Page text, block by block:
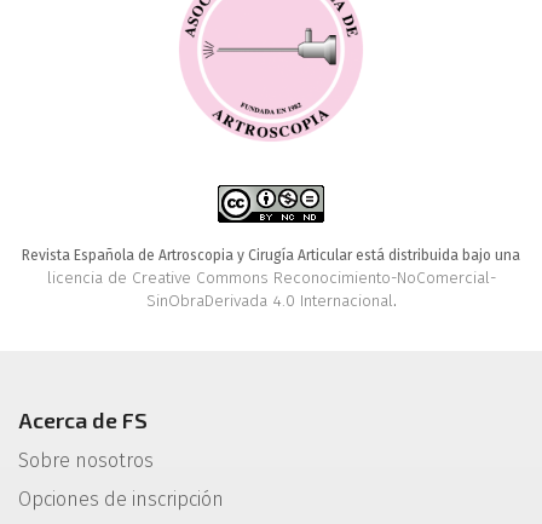
Revista Española de Artroscopia y Cirugía Articular está distribuida bajo una
licencia de Creative Commons Reconocimiento-NoComercial-
SinObraDerivada 4.0 Internacional.
Acerca de FS
Sobre nosotros
Opciones de inscripción